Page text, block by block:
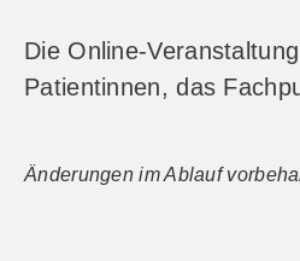
Die Online-
Patientinnen, das
Änderungen im Ablauf